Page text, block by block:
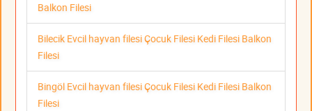
Balkon Filesi
Bilecik Evcil hayvan filesi Çocuk Filesi Kedi Filesi Balkon
Filesi
Bingöl Evcil hayvan filesi Çocuk Filesi Kedi Filesi Balkon
Filesi